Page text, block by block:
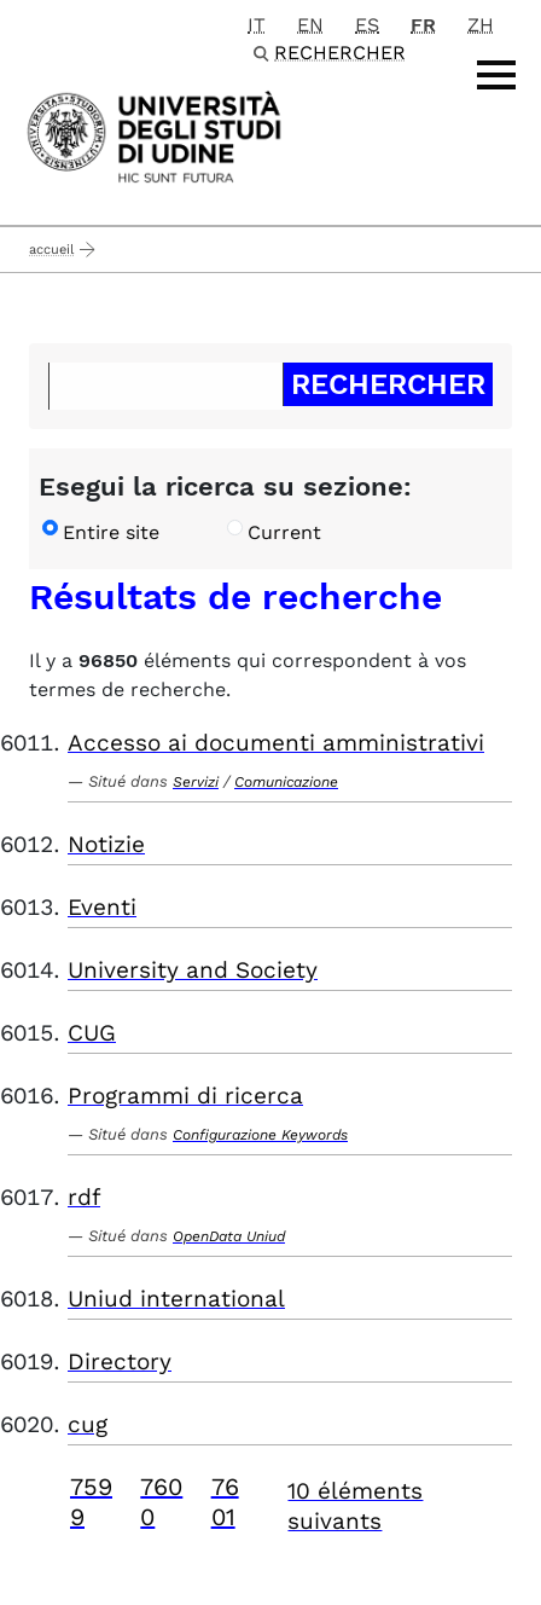
Passa al contenuto principale
IT EN ES FR
ZH
RECHERCHER
accueil
Esegui la ricerca su sezione:
Entire site Current
Résultats de recherche
Il y a 96850 éléments qui correspondent à vos
termes de recherche.
Accesso ai documenti amministrativi
Situé dans Servizi / Comunicazione
Notizie
Eventi
University and Society
CUG
Programmi di ricerca
Situé dans Configurazione Keywords
rdf
Situé dans OpenData Uniud
Uniud international
Directory
cug
759
9
760
0
76
01
10 éléments
suivants